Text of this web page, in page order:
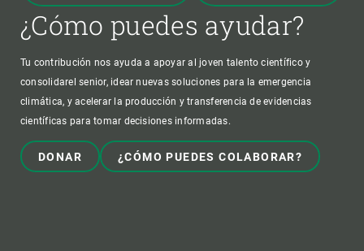
¿Cómo puedes ayudar?
Tu contribución nos ayuda a apoyar al joven talento científico y
consolidarel senior, idear nuevas soluciones para la emergencia
climática, y acelerar la producción y transferencia de evidencias
científicas para tomar decisiones informadas.
DONAR ¿CÓMO PUEDES COLABORAR?